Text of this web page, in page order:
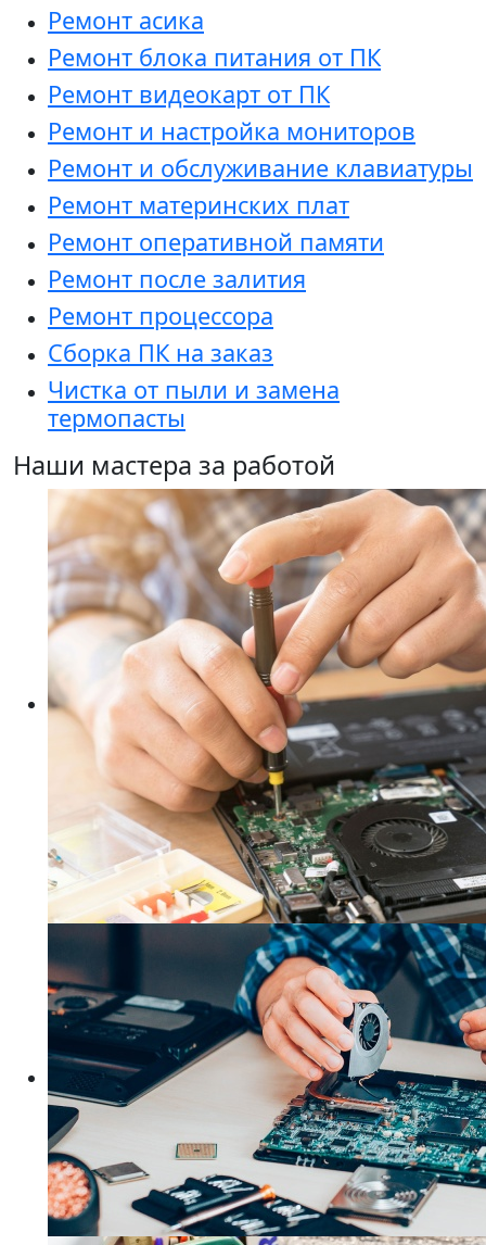
Ремонт асика
Ремонт блока питания от ПК
Ремонт видеокарт от ПК
Ремонт и настройка мониторов
Ремонт и обслуживание клавиатуры
Ремонт материнских плат
Ремонт оперативной памяти
Ремонт после залития
Ремонт процессора
Сборка ПК на заказ
Чистка от пыли и замена
термопасты
Наши мастера за работой